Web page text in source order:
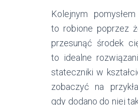
Kolejnym
to robione poprzez
przesunąć środek
to idealne
stateczniki w
zobaczyć na
gdy dodano do niej